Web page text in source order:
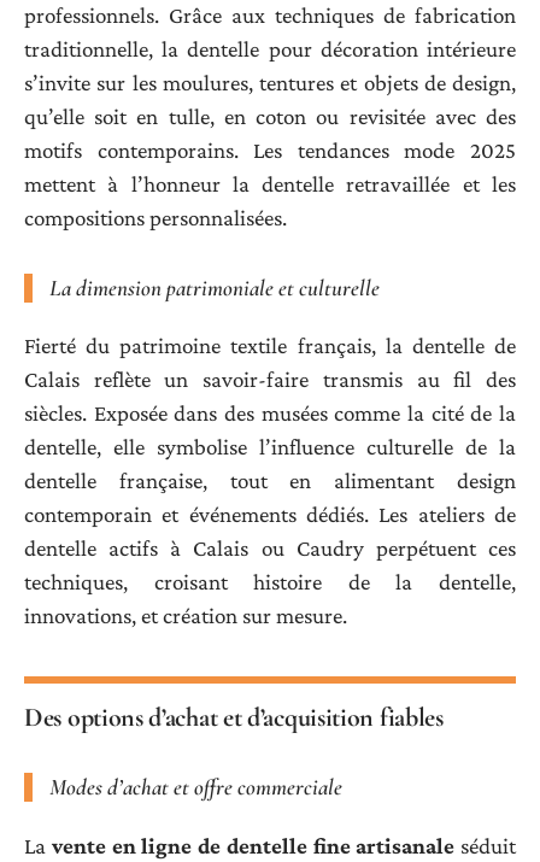
professionnels. Grâce aux techniques de fabrication
traditionnelle, la dentelle pour décoration intérieure
s’invite sur les moulures, tentures et objets de design,
qu’elle soit en tulle, en coton ou revisitée avec des
motifs contemporains. Les tendances mode 2025
mettent à l’honneur la dentelle retravaillée et les
compositions personnalisées.
La dimension patrimoniale et culturelle
Fierté du patrimoine textile français, la dentelle de
Calais reflète un savoir-faire transmis au fil des
siècles. Exposée dans des musées comme la cité de la
dentelle, elle symbolise l’influence culturelle de la
dentelle française, tout en alimentant design
contemporain et événements dédiés. Les ateliers de
dentelle actifs à Calais ou Caudry perpétuent ces
techniques, croisant histoire de la dentelle,
innovations, et création sur mesure.
Des options d’achat et d’acquisition fiables
Modes d’achat et offre commerciale
La vente en ligne de dentelle fine artisanale séduit